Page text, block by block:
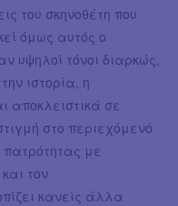
του σκηνοθέτη που
όμως αυτός ο
υψηλοί τόνοι διαρκώς,
ιστορία, η
αποκλειστικά σε
στο περιεχόμενό
πατρότητας με
τον
κανείς άλλα